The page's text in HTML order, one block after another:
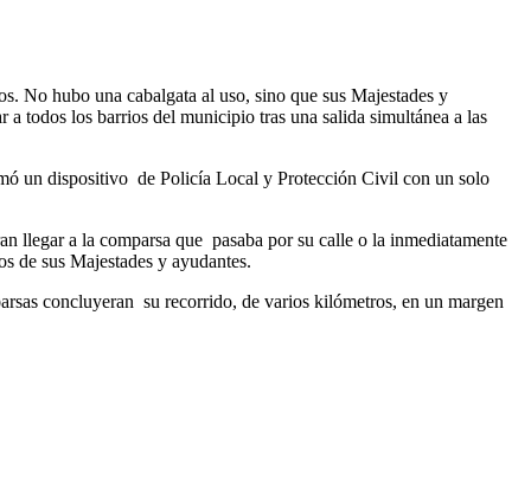
No hubo una cabalgata al uso, sino que sus Majestades y
todos los barrios del municipio tras una salida simultánea a las
un dispositivo de Policía Local y Protección Civil con un solo
llegar a la comparsa que pasaba por su calle o la inmediatamente
de sus Majestades y ayudantes.
concluyeran su recorrido, de varios kilómetros, en un margen